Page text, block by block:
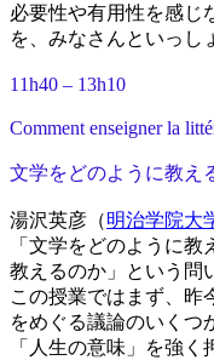
必要性や有用性を感じ
を、みなさんといっし
11h40 – 13h10
Comment enseigner la
文学をどのように教え
湯沢英彦（明治学院大
「文学をどのように
教えるのか」という問
この授業ではまず、昨
をめぐる議論のいくつ
「人生の意味」を強